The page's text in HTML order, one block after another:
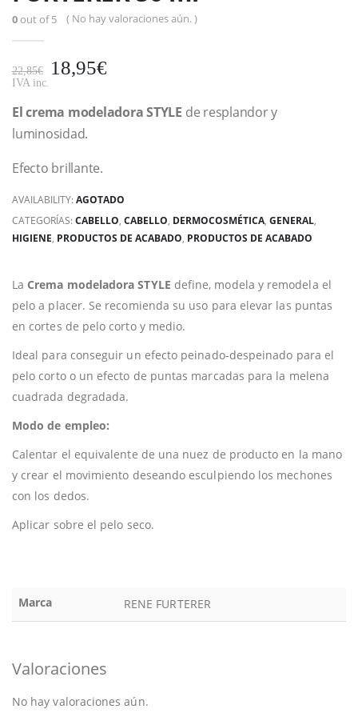
0out of 5 ( No hay valoraciones aún. )
22,85€ 18,95€
IVA inc.
El crema modeladoraSTYLE de resplandor y
luminosidad.
Efecto brillante.
AVAILABILITY:AGOTADO
CATEGORÍAS:CABELLO, CABELLO, DERMOCOSMÉTICA, GENERAL,
HIGIENE, PRODUCTOS DE ACABADO, PRODUCTOS DE ACABADO
La Crema modeladora STYLE define, modela y remodela el
pelo a placer. Se recomienda su uso para elevar las puntas
en cortes de pelo corto y medio.
Ideal para conseguir un efecto peinado-despeinado para el
pelo corto o un efecto de puntas marcadas para la melena
cuadrada degradada.
Modo de empleo:
Calentar el equivalente de una nuez de producto en la mano
y crear el movimiento deseando esculpiendo los mechones
con los dedos.
Aplicar sobre el pelo seco.
Marca RENE FURTERER
Valoraciones
No hay valoraciones aún.